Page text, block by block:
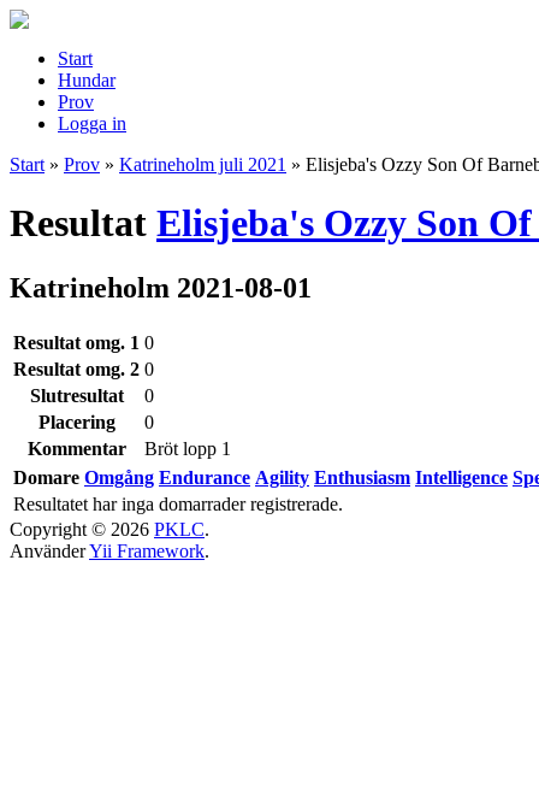
Start
Hundar
Prov
Logga in
Start » Prov » Katrineholm juli 2021 » Elisjeba's Ozzy Son Of
Resultat Elisjeba's Ozzy Son
Katrineholm 2021-08-01
Resultat omg. 1 0
Resultat omg. 2 0
Slutresultat
0
Placering
0
Kommentar
Bröt lopp 1
Domare Omgång Endurance Agility Enthusiasm Intelligence
Resultatet har inga domarrader registrerade.
Copyright © 2026 PKLC.
AnvänderYii Framework.